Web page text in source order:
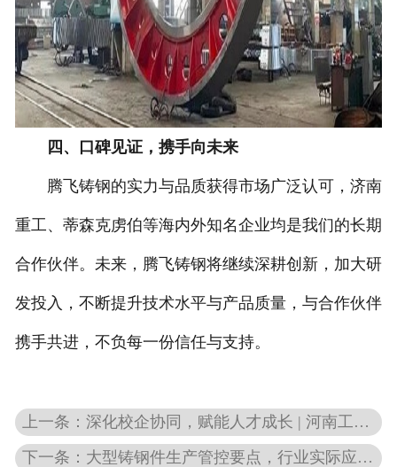
四、口碑见证，携手向未来
腾飞铸钢的实力与品质获得市场广泛认可，济南
重工、蒂森克虏伯等海内外知名企业均是我们的长期
合作伙伴。未来，腾飞铸钢将继续深耕创新，加大研
发投入，不断提升技术水平与产品质量，与合作伙伴
携手共进，不负每一份信任与支持。
上一条：深化校企协同，赋能人才成长 | 河南工学院百余名师生走进腾飞铸钢
下一条：大型铸钢件生产管控要点，行业实际应用场景分析